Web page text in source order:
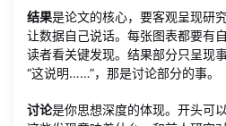
结果是论文的核心，要客观呈现研
让数据自己说话。每张图表都要有
读者看关键发现。结果部分只呈现
“这说明……”，那是讨论部分的事。
讨论是你思想深度的体现。开头可